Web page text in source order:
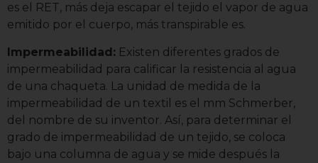
es el RET, más deja escapar el tejido el vapor de agua
emitido por el cuerpo, más transpirable es.
Impermeabilidad: Existen diferentes grados de
impermeabilidad para calificar la resistencia al agua
de una chaqueta. La unidad de medida de la
impermeabilidad de un textil es el mm Schmerber,
del nombre de su inventor. Así, para determinar el
grado de impermeabilidad de un tejido, se coloca
bajo una columna de agua y se mide después la